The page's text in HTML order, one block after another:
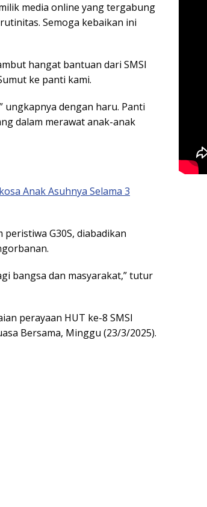
media online yang tergabung
Semoga kebaikan ini
hangat bantuan dari SMSI
ke panti kami.
ungkapnya dengan haru. Panti
dalam merawat anak-anak
Anak Asuhnya Selama 3
G30S, diabadikan
bangsa dan masyarakat,” tutur
perayaan HUT ke-8 SMSI
Bersama, Minggu (23/3/2025).